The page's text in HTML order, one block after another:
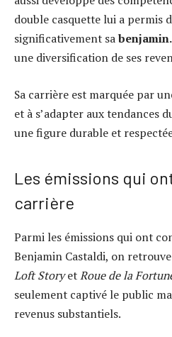
double casquette lui a permis
significativement sa
une diversification de ses
Sa carrière est marquée par
et à s’adapter aux tendances
une figure durable et
Les émissions qui
carrière
Parmi les émissions qui ont
Benjamin Castaldi, on
Loft StoryetRoue de la
seulement captivé le public
revenus substantiels.